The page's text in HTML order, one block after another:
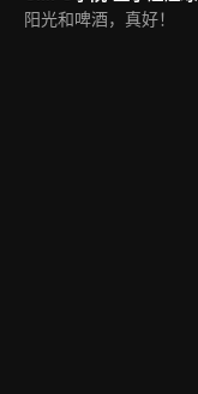
阳光和啤酒，真好！